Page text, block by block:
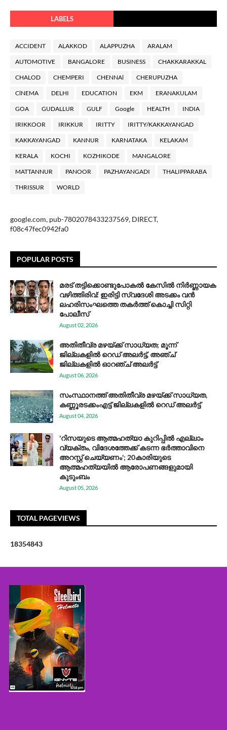
LABELS
ACCIDENT ALAKKOD ALAPPUZHA ARALAM
AUTOMOTIVE BANGALORE BUSINESS CHAKKARAKKAL
CHALOD CHEMPERI CHENNAl CHERUPUZHA
ClNEMA DELHI EDUCATION EKM ERANAKULAM
GOA GUDALLUR GULF Google HEALTH INDIA
IRIKKOOR IRIKKUR IRITTY IRITTY/KAKKAYANGAD
KAKKAYANGAD KANNUR KARNATAKA KELAKAM
KERALA KOCHI KOZHIKODE MANGALORE
MATTANNUR PANOOR PAZHAYANGADI THALIPPARABA
THRISSUR WORLD
google.com, pub-7802078433237569, DIRECT,
f08c47fec0942fa0
POPULAR POSTS
മരട് തട്ടിക്കൊണ്ടുപോകൽ കേസിൽ നിർണ്ണായക
വഴിത്തിരിവ്: ഇരിട്ടി സ്വദേശി അടക്കം വൻ
ലഹരിസംഘത്തെ തകർത്ത് കൊച്ചി സിറ്റി
പോലീസ്
August 02, 2026
അതിതീവ്ര മഴയ്ക്ക് സാധ്യത; മൂന്ന്
ജില്ലകളിൽ റെഡ് അലർട്ട്, അഞ്ച്
ജില്ലകളിൽ ഓറഞ്ച് അലർട്ട്
August 06, 2026
സം​സ്ഥാ​ന​ത്ത് അ​തി​തീ​വ്ര മ​ഴ​യ്ക്ക് സാ​ധ്യ​ത,
കണ്ണൂരടക്കംഎ​ട്ട് ജി​ല്ല​ക​ളി​ൽ റെ​ഡ് അ​ലർ​ട്ട്
August 04, 2026
'റിസയുടെ ആത്മഹത്യാ കുറിപ്പിൽ എല്ലാം
വ്യക്തം, വിദേശത്തേക്ക് കടന്ന ഭർത്താവിനെ
അറസ്റ്റ് ചെയ്യണം'; 20കാരിയുടെ
ആത്മഹത്യയിൽ ആരോപണങ്ങളുമായി
കുടുംബം
August 05, 2026
TOTAL PAGEVIEWS
18354843